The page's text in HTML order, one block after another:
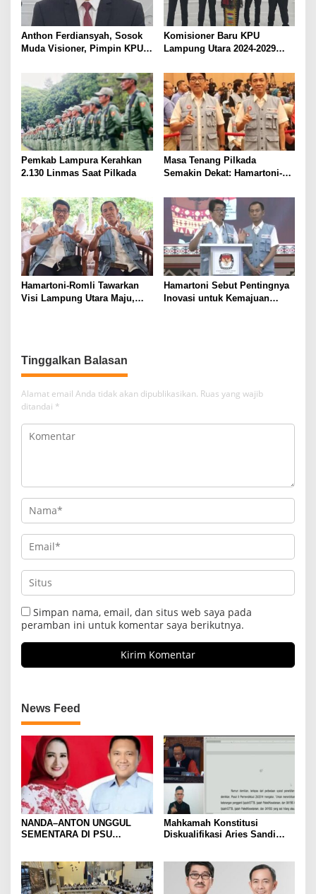
Anthon Ferdiansyah, Sosok
Muda Visioner, Pimpin KPU
Komisioner Baru KPU
Lampung Utara 2024-2029
Ferdiansyah Terpilih sebagai
Ketua, Siap Hadapi Pilkada
Pemkab Lampura Kerahkan
2.130 Linmas Saat Pilkada
Masa Tenang Pilkada
Semakin Dekat: Hamartoni-
Kasih dan Harapan
Hamartoni-Romli Tawarkan
Visi Lampung Utara Maju,
Hamartoni Sebut Pentingnya
Inovasi untuk Kemajuan
Tinggalkan Balasan
Alamat email Anda tidak akan dipublikasikan. Ruas yang wajib
ditandai *
Simpan nama, email, dan situs web saya pada
peramban ini untuk komentar saya berikutnya.
News Feed
NANDA–ANTON UNGGUL
SEMENTARA DI PSU
dari 11 Kecamatan, Tim
Pemenangan Tetap Tunggu
Data Final
Mahkamah Konstitusi
Diskualifikasi Aries Sandi